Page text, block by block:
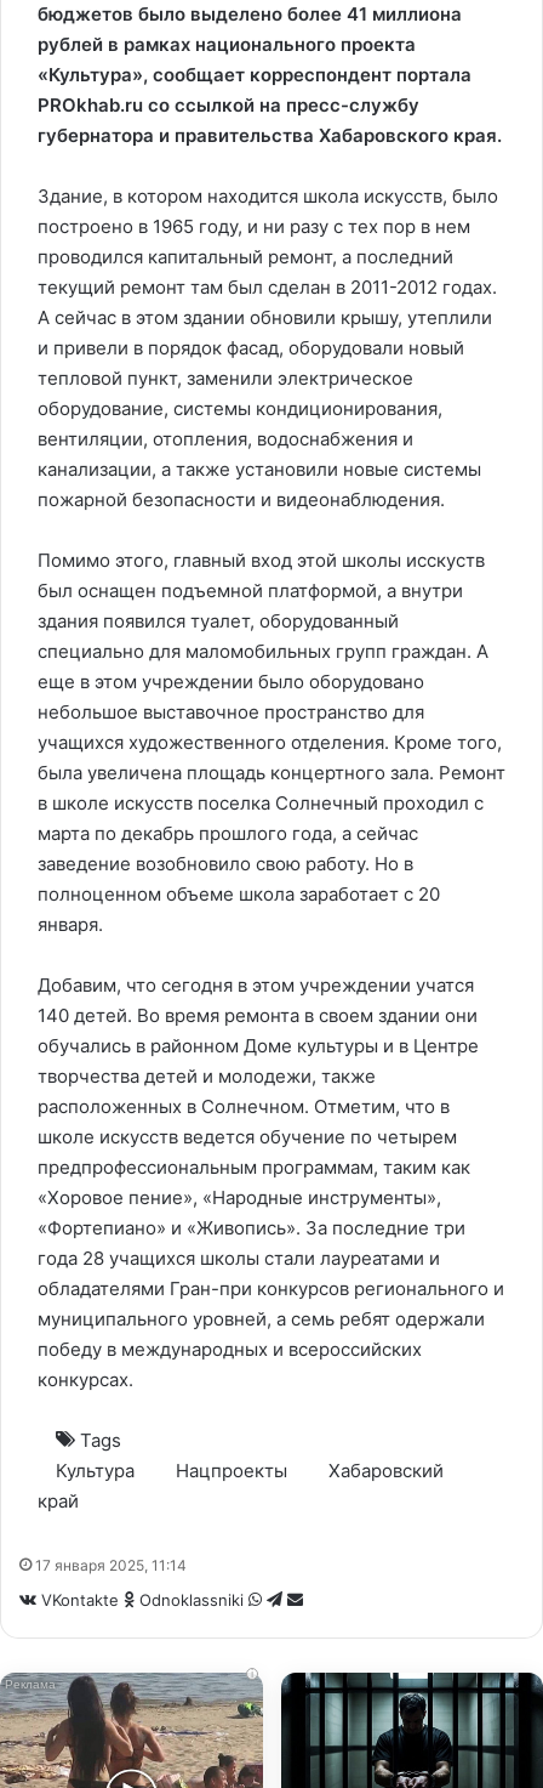
бюджетов было выделено более 41 миллиона
рублей в рамках национального проекта
«Культура», сообщает корреспондент портала
PROkhab.ru со ссылкой на пресс-службу
губернатора и правительства Хабаровского края.
Здание, в котором находится школа искусств, было
построено в 1965 году, и ни разу с тех пор в нем
проводился капитальный ремонт, а последний
текущий ремонт там был сделан в 2011-2012 годах.
А сейчас в этом здании обновили крышу, утеплили
и привели в порядок фасад, оборудовали новый
тепловой пункт, заменили электрическое
оборудование, системы кондиционирования,
вентиляции, отопления, водоснабжения и
канализации, а также установили новые системы
пожарной безопасности и видеонаблюдения.
Помимо этого, главный вход этой школы исскуств
был оснащен подъемной платформой, а внутри
здания появился туалет, оборудованный
специально для маломобильных групп граждан. А
еще в этом учреждении было оборудовано
небольшое выставочное пространство для
учащихся художественного отделения. Кроме того,
была увеличена площадь концертного зала. Ремонт
в школе искусств поселка Солнечный проходил с
марта по декабрь прошлого года, а сейчас
заведение возобновило свою работу. Но в
полноценном объеме школа заработает с 20
января.
Добавим, что сегодня в этом учреждении учатся
140 детей. Во время ремонта в своем здании они
обучались в районном Доме культуры и в Центре
творчества детей и молодежи, также
расположенных в Солнечном. Отметим, что в
школе искусств ведется обучение по четырем
предпрофессиональным программам, таким как
«Хоровое пение», «Народные инструменты»,
«Фортепиано» и «Живопись». За последние три
года 28 учащихся школы стали лауреатами и
обладателями Гран-при конкурсов регионального и
муниципального уровней, а семь ребят одержали
победу в международных и всероссийских
конкурсах.
Tags
Культура
Нацпроекты
Хабаровский
край
17 января 2025, 11:14
VKontakte Odnoklassniki WhatsApp
Telegram
Share
i